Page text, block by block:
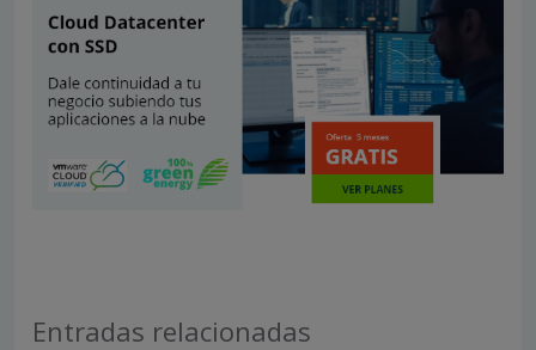
Entradas relacionadas